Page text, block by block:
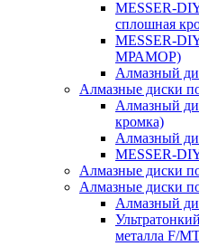
MESSER-
сплошная
MESSER-
МРАМОР)
Алмазный
Алмазные диски
Алмазный
кромка)
Алмазный
MESSER-
Алмазные диски
Алмазные диски
Алмазный
металла F/